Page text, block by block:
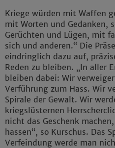
Kriege würden mit Waffen
mit Worten und Gedanken,
Gerüchten und Lügen, mit
sich und anderen.“ Die
eindringlich dazu auf,
Reden zu bleiben. „In aller
bleiben dabei: Wir
Verführung zum Hass. Wir
Spirale der Gewalt. Wir
kriegslüsternen
nicht das Geschenk
hassen“, so Kurschus. Das
Verfeindung werde man